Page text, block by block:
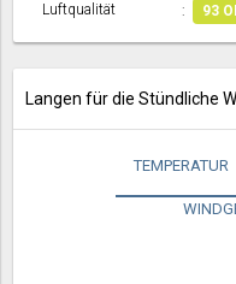
Luftqualität
93
Langen für die Stündliche
TEMPERATUR